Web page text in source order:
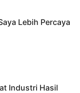
Lebih Percaya
Industri Hasil